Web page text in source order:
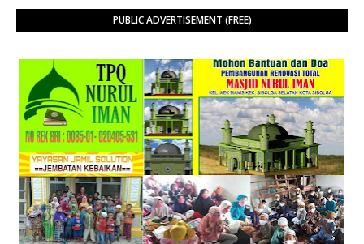
PUBLIC ADVERTISEMENT (FREE)